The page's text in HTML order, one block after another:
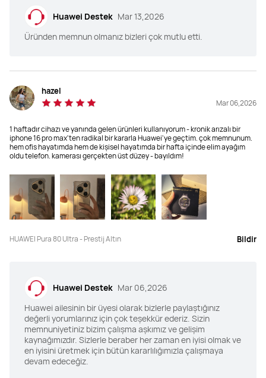
Huawei Destek Mar 13,2026
Üründen memnun olmanız bizleri çok mutlu etti.
hazel
Mar 06,2026
1 haftadır cihazı ve yanında gelen ürünleri kullanıyorum - kronik arızalı bir
iphone 16 pro max'ten radikal bir kararla Huawei'ye geçtim. çok memnunum.
hem ofis hayatımda hem de kişisel hayatımda bir hafta içinde elim ayağım
oldu telefon. kamerası gerçekten üst düzey - bayıldım!
HUAWEI Pura 80 Ultra - Prestij Altın Bildir
Huawei Destek Mar 06,2026
Huawei ailesinin bir üyesi olarak bizlerle paylaştığınız
değerli yorumlarınız için çok teşekkür ederiz. Sizin
memnuniyetiniz bizim çalışma aşkımız ve gelişim
kaynağımızdır. Sizlerle beraber her zaman en iyisi olmak ve
en iyisini üretmek için bütün kararlılığımızla çalışmaya
devam edeceğiz.